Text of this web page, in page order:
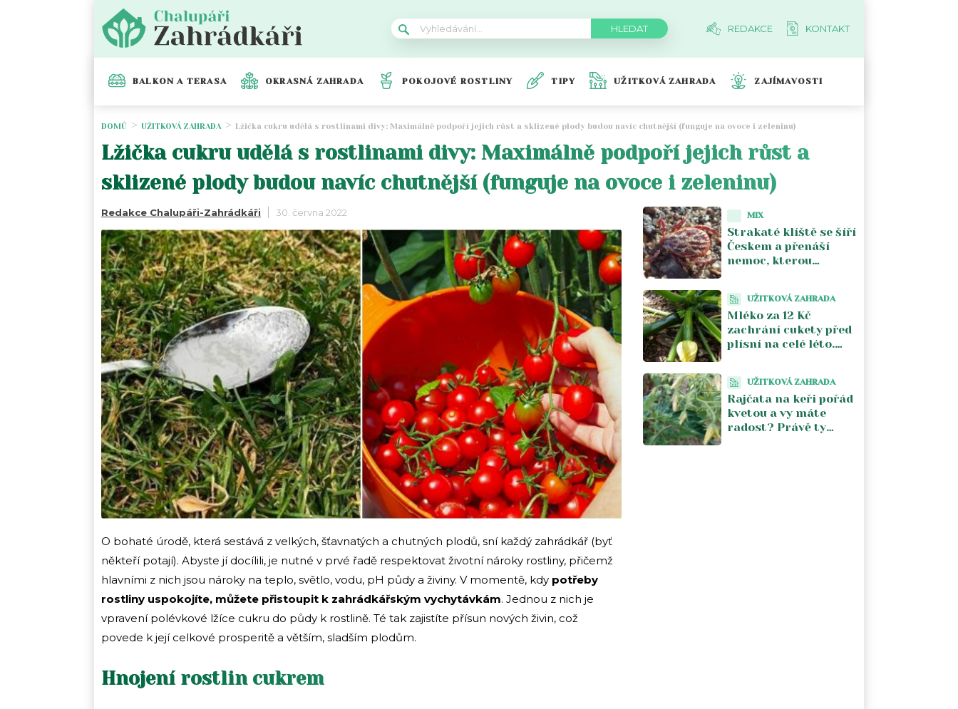
REDAKCE KONTAKT
BALKON A TERASA OKRASNÁ ZAHRADA POKOJOVÉ ROSTLINY TIPY UŽITKOVÁ ZAHRADA ZAJÍMAVOSTI
DOMŮ UŽITKOVÁ ZAHRADA Lžička cukru udělá s rostlinami divy: Maximálně podpoří jejich růst a sklizené plody budou navíc chutnější (funguje na ovoce i zeleninu)
Lžička cukru udělá s rostlinami divy: Maximálně podpoří jejich růst a
sklizené plody budou navíc chutnější (funguje na ovoce i zeleninu)
Redakce Chalupáři-Zahrádkáři 30. června 2022
O bohaté úrodě, která sestává z velkých, šťavnatých a chutných plodů, sní každý zahrádkář (byť
někteří potají). Abyste jí docílili, je nutné v prvé řadě respektovat životní nároky rostliny, přičemž
hlavními z nich jsou nároky na teplo, světlo, vodu, pH půdy a živiny. V momentě, kdy potřeby
rostliny uspokojíte, můžete přistoupit k zahrádkářským vychytávkám. Jednou z nich je
vpravení polévkové lžíce cukru do půdy k rostlině. Té tak zajistíte přísun nových živin, což
povede k její celkové prosperitě a větším, sladším plodům.
Hnojení rostlin cukrem
MIX
Strakaté klíště se šíří
Českem a přenáší
nemoc, kterou
na Moravě
UŽITKOVÁ ZAHRADA
Mléko za 12 Kč
zachrání cukety před
plísní na celé léto.
zdvojnásobí
UŽITKOVÁ ZAHRADA
Rajčata na keři pořád
kvetou a vy máte
radost? Právě ty